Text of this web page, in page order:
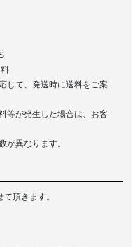
頂きます。
じて、発送時に送料をご案
等が発生した場合は、お客
が異なります。